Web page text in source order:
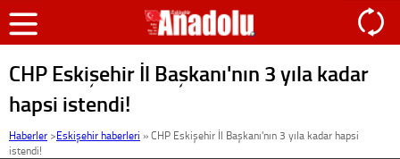
CHP Eskişehir İl Başkanı'nın 3 yıla kadar
hapsi istendi!
Haberler >Eskişehir haberleri »CHP Eskişehir İl Başkanı'nın 3 yıla kadar hapsi
istendi!